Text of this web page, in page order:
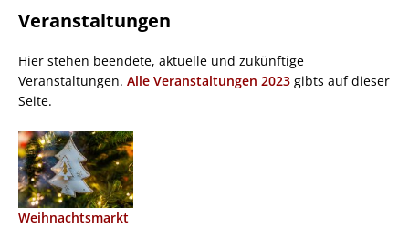
Veranstaltungen
Hier stehen beendete, aktuelle und zukünftige
Veranstaltungen. Alle Veranstaltungen 2023 gibts auf dieser
Seite.
Weihnachtsmarkt